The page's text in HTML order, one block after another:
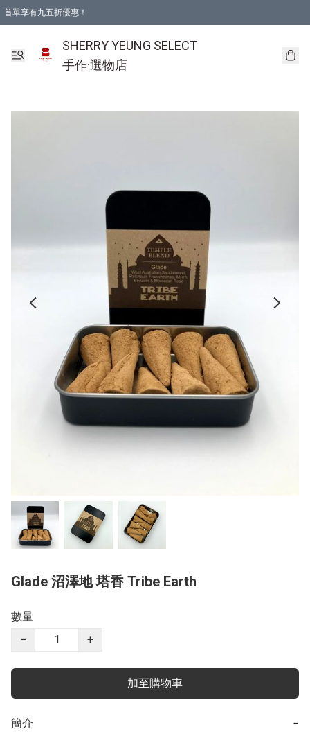
首單享有九五折優惠！
SHERRY YEUNG SELECT
手作·選物店
Glade 沼澤地 塔香 Tribe Earth
數量
−
+
加至購物車
簡介 −